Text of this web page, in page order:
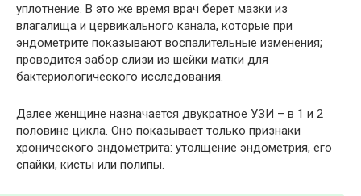
уплотнение. В это же время врач берет мазки из
влагалища и цервикального канала, которые при
эндометрите показывают воспалительные изменения;
проводится забор слизи из шейки матки для
бактериологического исследования.
Далее женщине назначается двукратное УЗИ – в 1 и 2
половине цикла. Оно показывает только признаки
хронического эндометрита: утолщение эндометрия, его
спайки, кисты или полипы.